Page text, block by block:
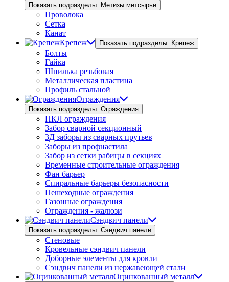
Показать подразделы: Метизы метсырье
Проволока
Сетка
Канат
Крепеж
Показать подразделы: Крепеж
Болты
Гайка
Шпилька резьбовая
Металлическая пластина
Профиль стальной
Ограждения
Показать подразделы: Ограждения
ПКЛ ограждения
Забор сварной секционный
3Д заборы из сварных прутьев
Заборы из профнастила
Забор из сетки рабицы в секциях
Временные строительные ограждения
Фан барьер
Спиральные барьеры безопасности
Пешеходные ограждения
Газонные ограждения
Ограждения - жалюзи
Сэндвич панели
Показать подразделы: Сэндвич панели
Стеновые
Кровельные сэндвич панели
Доборные элементы для кровли
Сэндвич панели из нержавеющей стали
Оцинкованный металл